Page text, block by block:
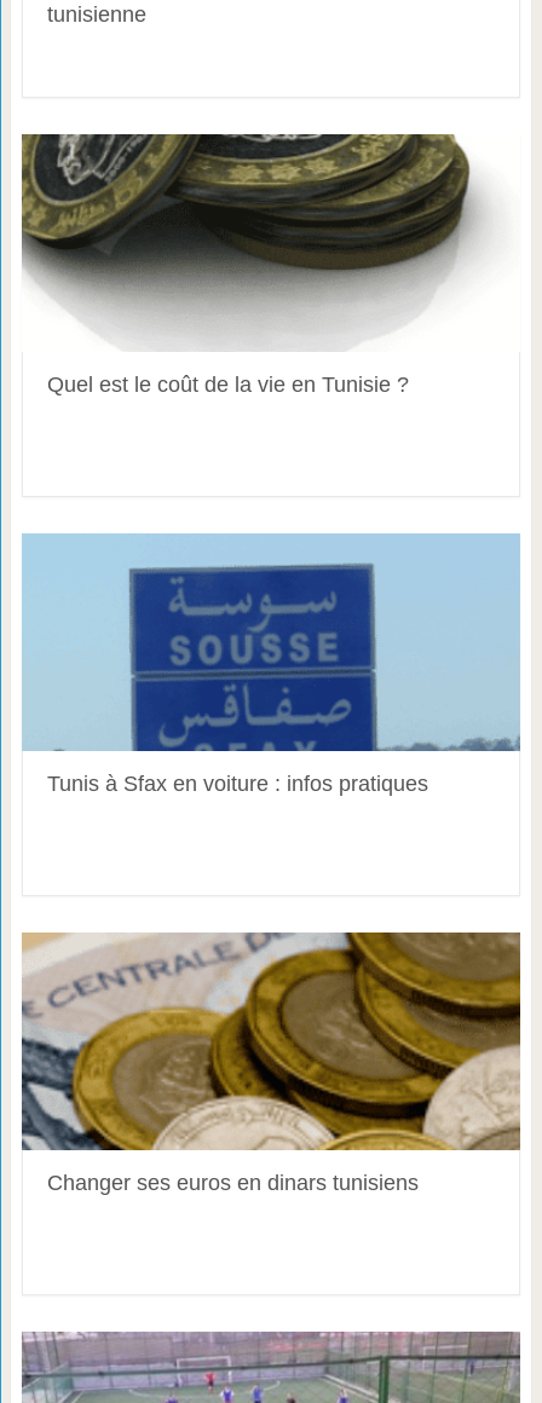
tunisienne
Quel est le coût de la vie en Tunisie ?
Tunis à Sfax en voiture : infos pratiques
Changer ses euros en dinars tunisiens